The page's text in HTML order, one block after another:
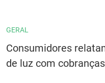
GERAL
Consumidores
de luz com